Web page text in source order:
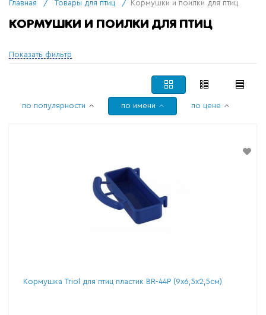
Главная / Товары для птиц / Кормушки и поилки для птиц
КОРМУШКИ И ПОИЛКИ ДЛЯ ПТИЦ
Показать фильтр
по популярности по имени по цене
Кормушка Triol для птиц пластик BR-44P (9х6,5х2,5см)